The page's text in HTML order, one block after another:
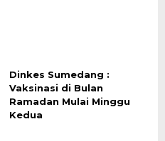
Dinkes Sumedang :
Vaksinasi di Bulan
Ramadan Mulai Minggu
Kedua